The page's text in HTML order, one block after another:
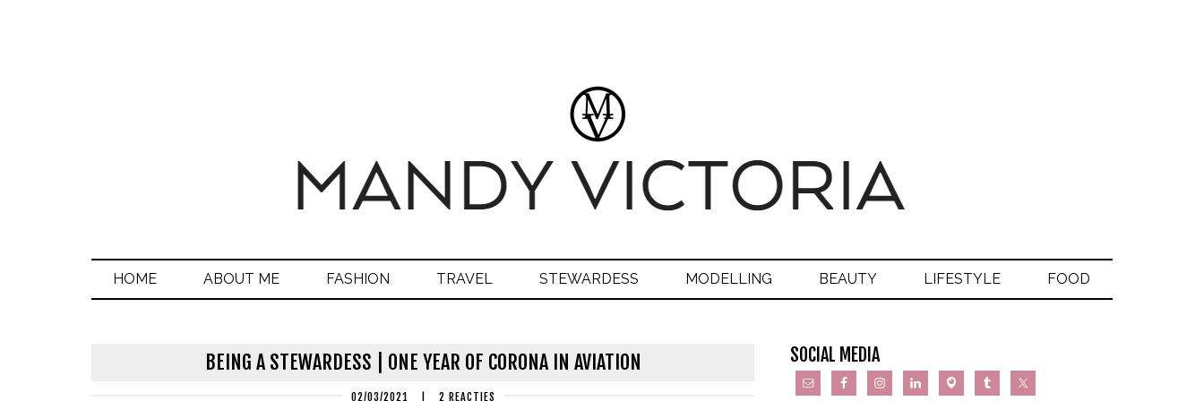
HOME ABOUT ME FASHION TRAVEL STEWARDESS MODELLING BEAUTY LIFESTYLE FOOD
BEING A STEWARDESS | ONE YEAR OF CORONA IN AVIATION
02/03/2021 2 REACTIES
SOCIAL MEDIA